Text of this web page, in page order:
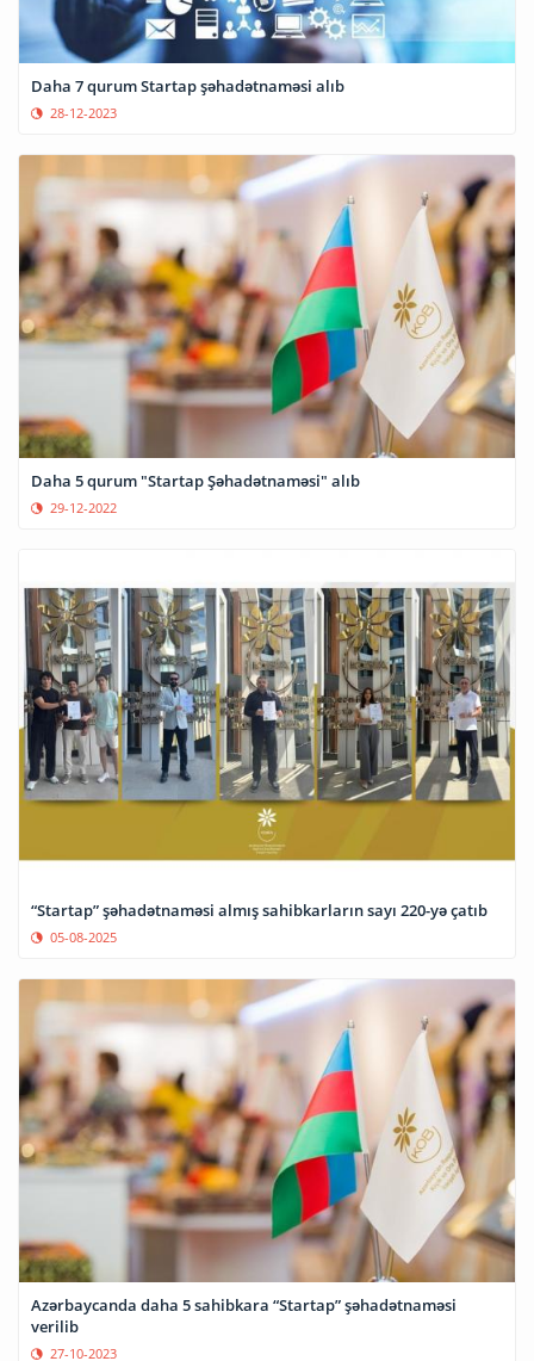
Daha 7 qurum Startap şəhadətnaməsi alıb
28-12-2023
Daha 5 qurum "Startap Şəhadətnaməsi" alıb
29-12-2022
“Startap” şəhadətnaməsi almış sahibkarların sayı 220-yə çatıb
05-08-2025
Azərbaycanda daha 5 sahibkara “Startap” şəhadətnaməsi
verilib
27-10-2023